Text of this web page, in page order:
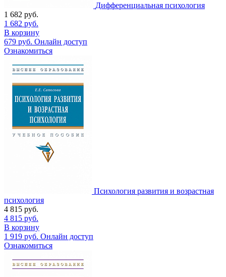
Дифференциальная психология
1 682 руб.
1 682 руб.
В корзину
679 руб. Онлайн доступ
Ознакомиться
Психология развития и возрастная
психология
4 815 руб.
4 815 руб.
В корзину
1 919 руб. Онлайн доступ
Ознакомиться